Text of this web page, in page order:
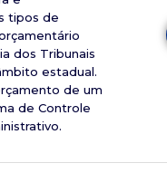
tipos de
dos Tribunais
estadual.
de um
de Controle